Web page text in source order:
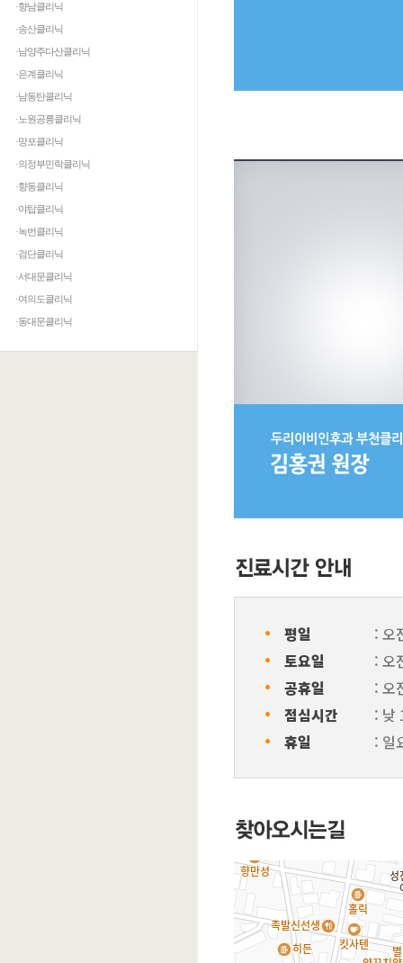
·향남클리닉
·송산클리닉
·남양주다산클리닉
·은계클리닉
·남동탄클리닉
·노원공릉클리닉
·망포클리닉
·의정부민락클리닉
·향동클리닉
·야탑클리닉
·녹번클리닉
·검단클리닉
·서대문클리닉
·여의도클리닉
·동대문클리닉
ㆍ 평일 : 오
ㆍ 토요일 : 오
ㆍ 공휴일 : 오
ㆍ 점심시간 : 낮
ㆍ 휴일 : 일